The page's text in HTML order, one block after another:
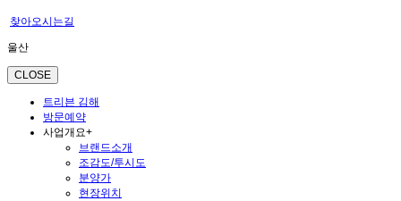
찾아오시는길
울산
CLOSE
트리븐 김해
방문예약
사업개요+
브랜드소개
조감도/투시도
분양가
현장위치